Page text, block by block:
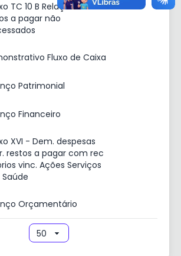
TC 10 B Relação dos
a pagar não
Fluxo de Caixa
Patrimonial
Financeiro
XVI - Dem. despesas
restos a pagar com rec
vinc. Ações Serviços
Saúde
Orçamentário